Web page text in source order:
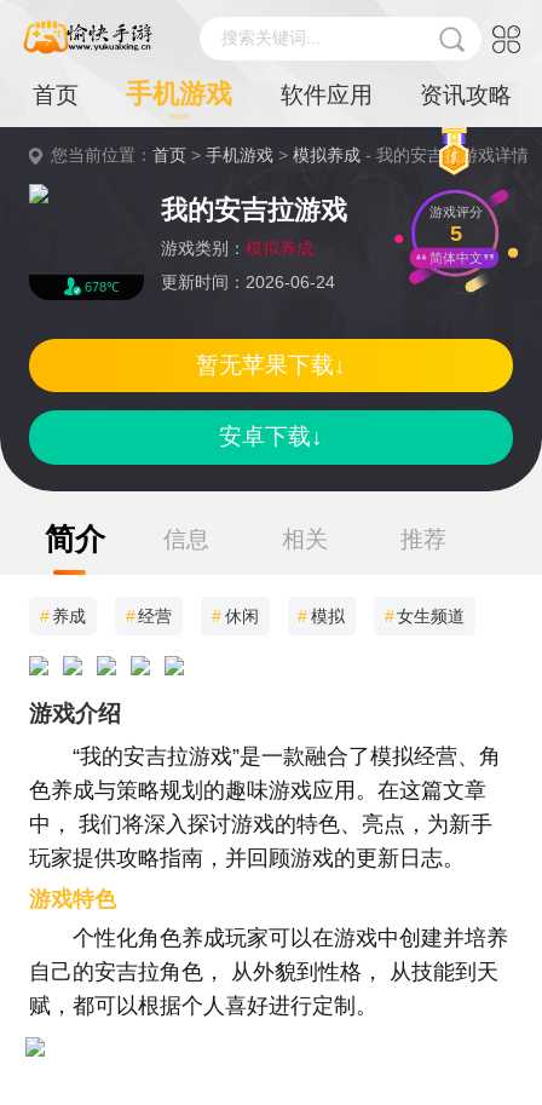
搜索关键词...
首页 手机游戏 软件应用 资讯攻略
您当前位置：首页 >手机游戏 >模拟养成 - 我的安吉拉游戏详情
678℃
我的安吉拉游戏
游戏类别： 模拟养成
更新时间：2026-06-24
游戏评分
5
简体中文
安卓下载↓
暂无苹果下载↓
简介 信息 相关 推荐
#养成 #经营 #休闲 #模拟 #女生频道
游戏介绍
“我的安吉拉游戏”是一款融合了模拟经营、角
色养成与策略规划的趣味游戏应用。在这篇文章
中， 我们将深入探讨游戏的特色、亮点，为新手
玩家提供攻略指南，并回顾游戏的更新日志。
游戏特色
个性化角色养成玩家可以在游戏中创建并培养
自己的安吉拉角色， 从外貌到性格， 从技能到天
赋，都可以根据个人喜好进行定制。